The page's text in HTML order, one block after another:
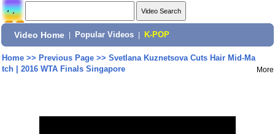
Video Home Popular Videos K-POP
Home>> Previous Page>> Svetlana Kuznetsova Cuts Hair Mid-Ma
tch | 2016 WTA Finals Singapore
More